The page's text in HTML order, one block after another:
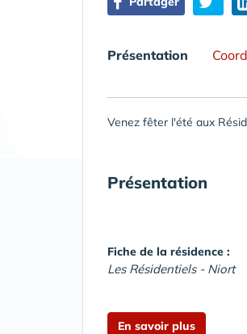
Présentation
Venez fêter l'été aux
Présentation
Fiche de la résidence :
Les Résidentiels - Niort
En savoir plus